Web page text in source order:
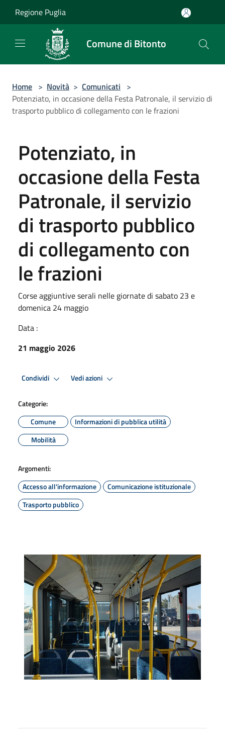
Regione Puglia
Comune di Bitonto
Home > Novità > Comunicati >
Potenziato, in occasione della Festa Patronale, il servizio di
trasporto pubblico di collegamento con le frazioni
Potenziato, in
occasione della Festa
Patronale, il servizio
di trasporto pubblico
di collegamento con
le frazioni
Corse aggiuntive serali nelle giornate di sabato 23 e
domenica 24 maggio
Data :
21 maggio 2026
Condividi Vedi azioni
Categorie:
Comune
Informazioni di pubblica utilità
Mobilità
Argomenti:
Accesso all'informazione
Comunicazione istituzionale
Trasporto pubblico